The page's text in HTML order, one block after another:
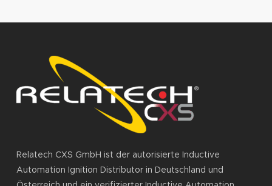
Relatech CXS GmbH ist der autorisierte Inductive
Automation Ignition Distributor in Deutschland und